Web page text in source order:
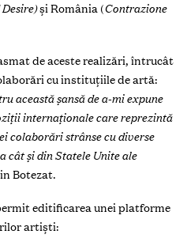
și România (Contrazione
de aceste realizări, întrucât
cu instituțiile de artă:
această șansă de a-mi expune
internaționale care reprezintă
colaborări strânse cu diverse
cât și din Statele Unite ale
Botezat.
editificarea unei platforme
artiști: